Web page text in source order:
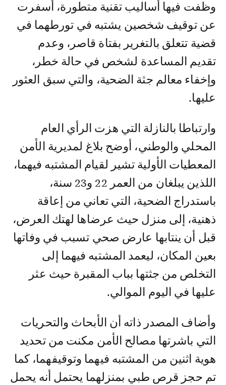
وظفت فيها أساليب تقنية متطورة، أسفرت
عن توقيف شخصين يشتبه في تورطهما في
قضية تتعلق بالتغرير بفتاة قاصر، وعدم
تقديم المساعدة لشخص في حالة خطر،
وإخفاء معالم جثة الضحية، والتي سبق العثور
عليها.
وارتباطا بالنازلة التي هزت الرأي العام
المحلي والوطني، أوضح بلاغ لمديرية الأمن
المعطيات الأولية تشير لقيام المشتبه فيهما،
اللذين يبلغان من العمر 22 و23 سنة،
باستدراج الضحية، التي تعاني من إعاقة
ذهنية، إلى منزل حيث عرضاها لهتك العرض،
قبل أن ينتابها عارض صحي تسبب في وفاتها
بعين المكان، ليعمد المشتبه فيهما إلى
التخلص من جثتها بباب المقبرة حيث عثر
عليها في اليوم الموالي.
وأضاف المصدر ذاته أن الأبحاث والتحريات
التي باشرتها مصالح الأمن مكنت من تحديد
هوية اثنين من المشتبه فيهما وتوقيفهما، كما
تم حجز قرص طبي بمنزلهما يحتمل أنه يحمل